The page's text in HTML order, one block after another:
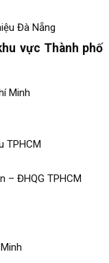
Đà Nẵng
vực Thành phố
Minh
TPHCM
– ĐHQG TPHCM